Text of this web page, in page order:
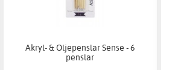
Akryl- & Oljepenslar Sense - 6
penslar